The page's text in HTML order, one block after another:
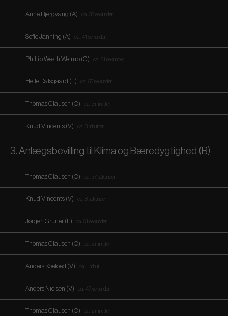
Anne Bjergvang (A) ca. 32 sekunder
Sofie Janning (A) ca. 41 sekunder
Phillip Westh Weirup (C) ca. 21 sekunder
Helle Dalsgaard (F) ca. 55 sekunder
Thomas Clausen (Ø) ca. 3 minutter
Knud Vincents (V) ca. 3 minutter
3. Anlægsbevilling til Klima og Bæredygtighed (B)
Thomas Clausen (Ø) ca. 37 sekunder
Knud Vincents (V) ca. 8 sekunder
Jørgen Grüner (F) ca. 51 sekunder
Thomas Clausen (Ø) ca. 2 minutter
Anders Koefoed (V) ca. 1 minut
Anders Nielsen (V) ca. 47 sekunder
Thomas Clausen (Ø) ca. 2 minutter